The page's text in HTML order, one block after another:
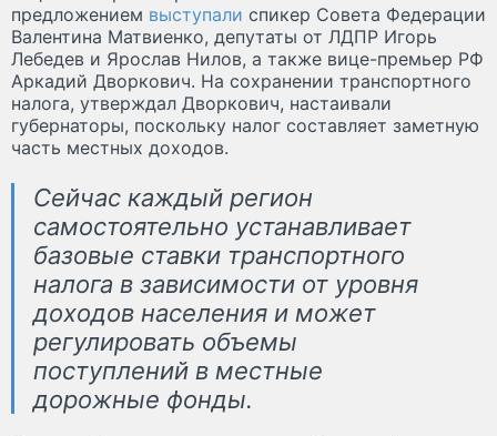
предложением выступали спикер Совета Федерации
Валентина Матвиенко, депутаты от ЛДПР Игорь
Лебедев и Ярослав Нилов, а также вице-премьер РФ
Аркадий Дворкович. На сохранении транспортного
налога, утверждал Дворкович, настаивали
губернаторы, поскольку налог составляет заметную
часть местных доходов.
Сейчас каждый регион
самостоятельно устанавливает
базовые ставки транспортного
налога в зависимости от уровня
доходов населения и может
регулировать объемы
поступлений в местные
дорожные фонды.